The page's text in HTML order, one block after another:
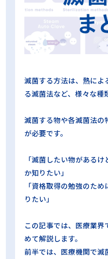
東京科学大学病院
検証試験
歯科用コンパクトPCD
洗浄工程インジケータ
洗
滅菌コンテナ
滅菌センタ
滅菌技師
滅菌抵抗性
第100回日本医療機器
第101回日本医療機器学
第98回日本医療機器学
蒸気浸透性試験
過酸化水素ガス滅菌
選定試験
滅菌する方法は、熱によ
る滅菌法など、様々な種
滅菌する物や各滅菌法の
が必要です。
「滅菌したい物がある
か知りたい」
「資格取得の勉強のた
りたい」
この記事では、医療業
めて解説します。
前半では、医療機関で滅